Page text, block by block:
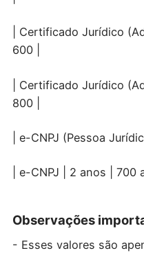
| Certificado Jurídico
600 |
| Certificado Jurídico
800 |
| e-CNPJ (Pessoa
| e-CNPJ | 2 anos | 700
Observações
- Esses valores são